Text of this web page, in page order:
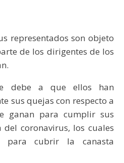
representados son objeto
de los dirigentes de los
debe a que ellos han
sus quejas con respecto a
ganan para cumplir sus
coronavirus, los cuales
para cubrir la canasta